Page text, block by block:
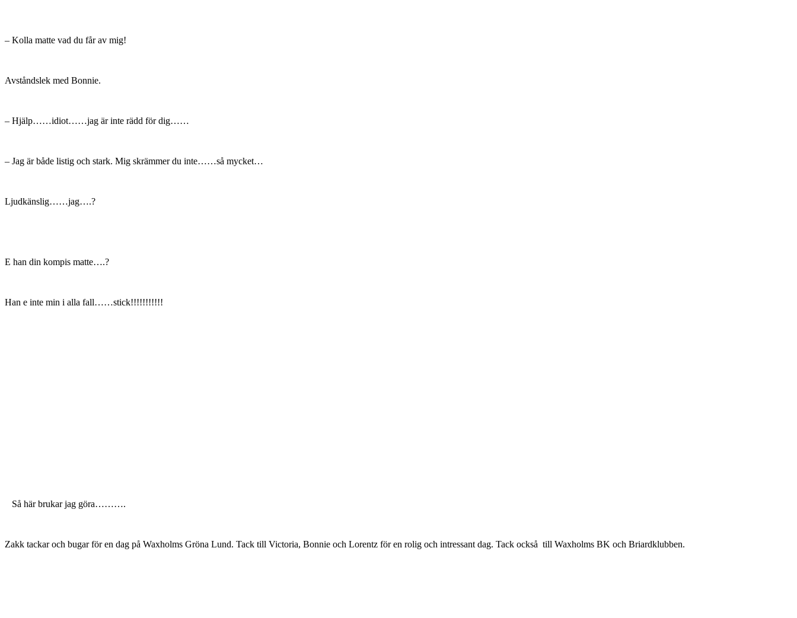
– Kolla matte vad du får av mig!
Avståndslek med Bonnie.
– Hjälp……idiot……jag är inte rädd för dig……
– Jag är både listig och stark. Mig skrämmer du inte……så mycket…
Ljudkänslig……jag….?
E han din kompis matte….?
Han e inte min i alla fall……stick!!!!!!!!!!!
Så här brukar jag göra……….
Zakk tackar och bugar för en dag på Waxholms Gröna Lund. Tack till Victoria, Bonnie och Lorentz för en rolig och intressant dag. Tack också till Waxholms BK och Briardklubben.